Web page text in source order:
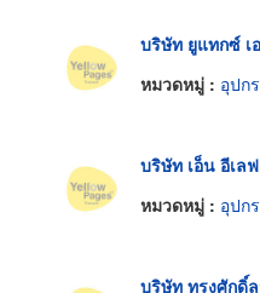
บริษัท ยูแทกซ์ เ
หมวดหมู่ : อุปกรณ์
บริษัท เอ็น อีเล
หมวดหมู่ : อุปกรณ์
บริษัท ทรงศักดิ์